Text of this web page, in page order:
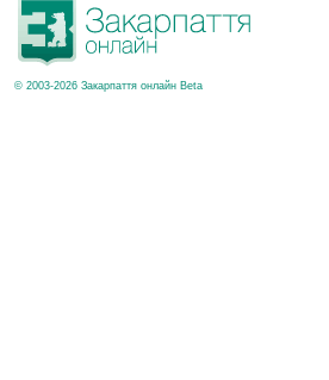
© 2003-2026 Закарпаття онлайн Beta